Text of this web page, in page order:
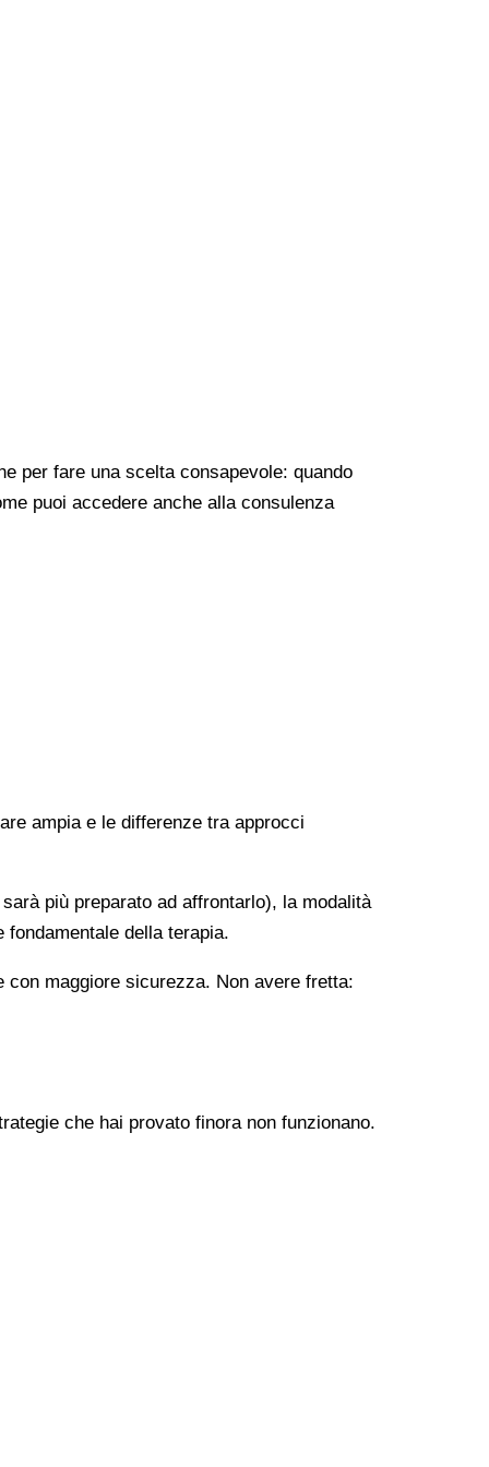
per fare una scelta consapevole: quando
puoi accedere anche alla consulenza
ampia e le differenze tra approcci
più preparato ad affrontarlo), la modalità
della terapia.
maggiore sicurezza. Non avere fretta:
che hai provato finora non funzionano.